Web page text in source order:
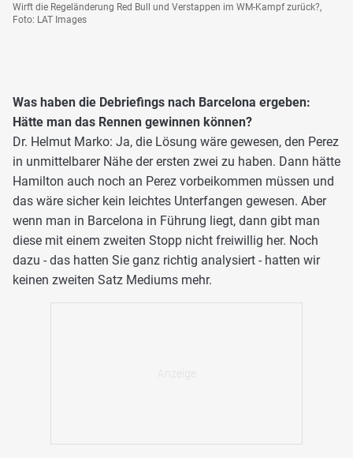
Wirft die Regeländerung Red Bull und Verstappen im WM-Kampf zurück?,
Foto: LAT Images
Was haben die Debriefings nach Barcelona ergeben:
Hätte man das Rennen gewinnen können?
Dr. Helmut Marko: Ja, die Lösung wäre gewesen, den Perez
in unmittelbarer Nähe der ersten zwei zu haben. Dann hätte
Hamilton auch noch an Perez vorbeikommen müssen und
das wäre sicher kein leichtes Unterfangen gewesen. Aber
wenn man in Barcelona in Führung liegt, dann gibt man
diese mit einem zweiten Stopp nicht freiwillig her. Noch
dazu - das hatten Sie ganz richtig analysiert - hatten wir
keinen zweiten Satz Mediums mehr.